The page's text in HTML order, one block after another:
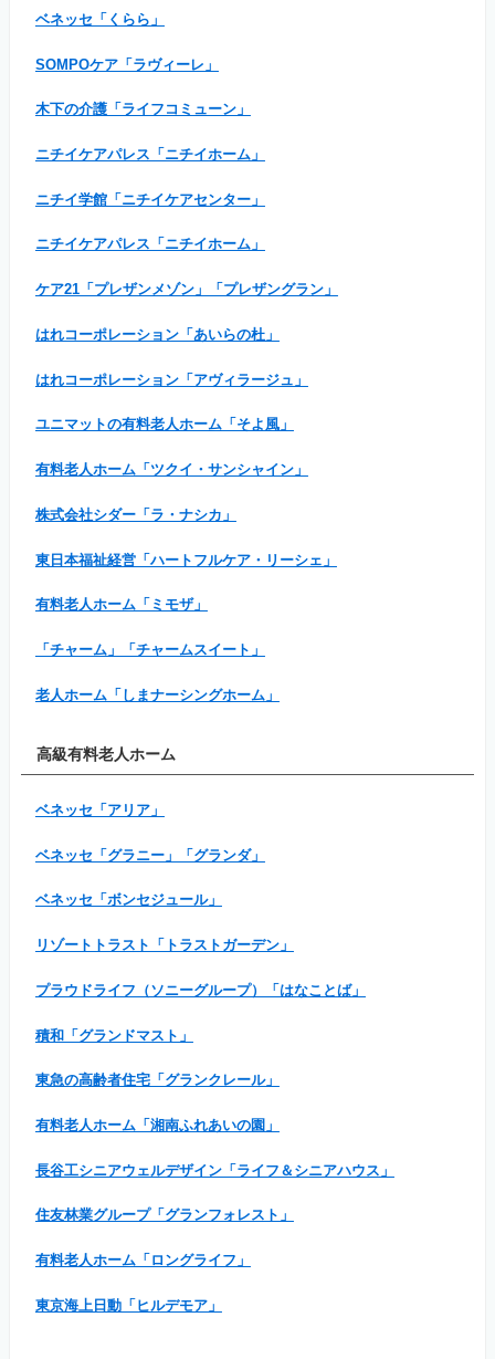
ベネッセ「くらら」
SOMPOケア「ラヴィーレ」
木下の介護「ライフコミューン」
ニチイケアパレス「ニチイホーム」
ニチイ学館「ニチイケアセンター」
ニチイケアパレス「ニチイホーム」
ケア21「プレザンメゾン」「プレザングラン」
はれコーポレーション「あいらの杜」
はれコーポレーション「アヴィラージュ」
ユニマットの有料老人ホーム「そよ風」
有料老人ホーム「ツクイ・サンシャイン」
株式会社シダー「ラ・ナシカ」
東日本福祉経営「ハートフルケア・リーシェ」
有料老人ホーム「ミモザ」
「チャーム」「チャームスイート」
老人ホーム「しまナーシングホーム」
高級有料老人ホーム
ベネッセ「アリア」
ベネッセ「グラニー」「グランダ」
ベネッセ「ボンセジュール」
リゾートトラスト「トラストガーデン」
プラウドライフ（ソニーグループ）「はなことば」
積和「グランドマスト」
東急の高齢者住宅「グランクレール」
有料老人ホーム「湘南ふれあいの園」
長谷工シニアウェルデザイン「ライフ＆シニアハウス」
住友林業グループ「グランフォレスト」
有料老人ホーム「ロングライフ」
東京海上日動「ヒルデモア」